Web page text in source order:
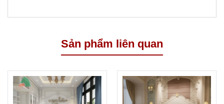
Sản phẩm liên quan